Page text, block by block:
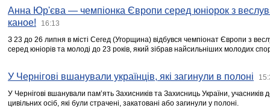
Анна Юр'єва — чемпіонка Європи серед юніорок з
каное!
16:13
З 23 до 26 липня в місті Сегед (Угорщина) відбувся чемпіонат Європи з
серед юніорів та молоді до 23 років, який зібрав найсильніших молодих
У Чернігові вшанували українців, які загинули в полоні
У Чернігові вшанували пам’ять Захисників та Захисниць України,
цивільних осіб, які були страчені, закатовані або загинули у полоні.